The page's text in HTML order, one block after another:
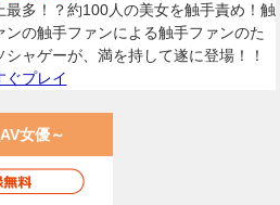
最多！？約100人の美女を触手責め！触
ンの触手ファンによる触手ファンのた
シャゲーが、満を持して遂に登場！！
ぐプレイ
女優～